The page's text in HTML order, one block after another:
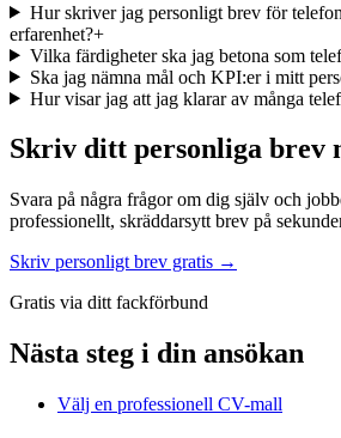
Hur skriver jag personligt brev för
erfarenhet?+
Vilka färdigheter ska jag betona som
Ska jag nämna mål och KPI:er i mitt
Hur visar jag att jag klarar av många
Skriv ditt personliga brev
Svara på några frågor om dig själv och
professionellt, skräddarsytt brev på
Skriv personligt brev gratis →
Gratis via ditt fackförbund
Nästa steg i din ansökan
Välj en professionell CV-mall